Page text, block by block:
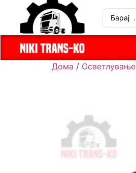
Дома / Осветлување